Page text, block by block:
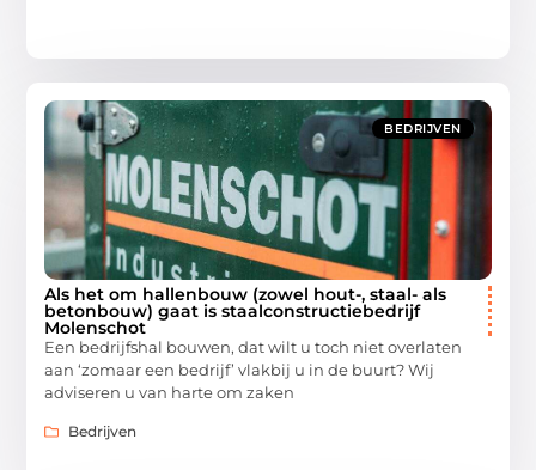
BEDRIJVEN
Als het om hallenbouw (zowel hout-, staal- als
betonbouw) gaat is staalconstructiebedrijf
Molenschot
Een bedrijfshal bouwen, dat wilt u toch niet overlaten
aan ‘zomaar een bedrijf’ vlakbij u in de buurt? Wij
adviseren u van harte om zaken
Bedrijven